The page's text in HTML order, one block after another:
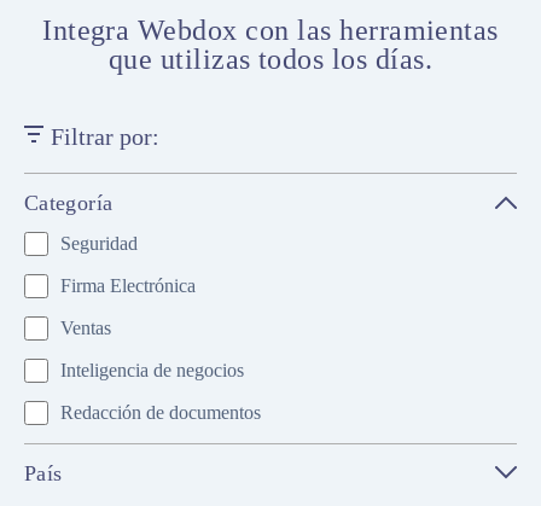
Integra Webdox con las herramientas
que utilizas todos los días.
Filtrar por:
Categoría
Seguridad
Firma Electrónica
Ventas
Inteligencia de negocios
Redacción de documentos
País